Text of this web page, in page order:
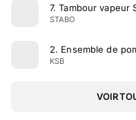
7.Tambour vapeur
STABO
2. Ensemble de
KSB
VOIR